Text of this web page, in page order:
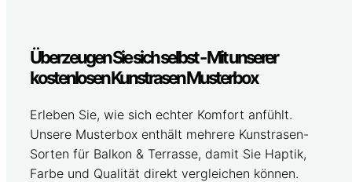
Überzeugen Sie sich selbst - Mit unserer
kostenlosen Kunstrasen Musterbox
Erleben Sie, wie sich echter Komfort anfühlt.
Unsere Musterbox enthält mehrere Kunstrasen-
Sorten für Balkon & Terrasse, damit Sie Haptik,
Farbe und Qualität direkt vergleichen können.